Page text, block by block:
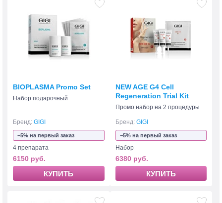
BIOPLASMA Promo Set
Набор подарочный
Бренд: GIGI
−5% на первый заказ
4 препарата
6150 руб.
КУПИТЬ
NEW AGE G4 Cell
Regeneration Trial Kit
Промо набор на 2 процедуры
Бренд: GIGI
−5% на первый заказ
Набор
6380 руб.
КУПИТЬ